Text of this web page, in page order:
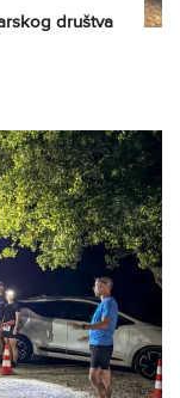
društva